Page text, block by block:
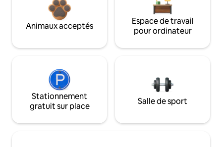
Animaux acceptés
Espace de travail
pour ordinateur
Stationnement
gratuit sur place
Salle de sport